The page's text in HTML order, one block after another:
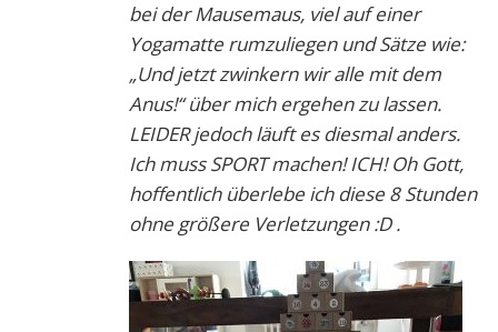
bei der Mausemaus, viel auf einer
Yogamatte rumzuliegen und Sätze wie:
„Und jetzt zwinkern wir alle mit dem
Anus!“ über mich ergehen zu lassen.
LEIDER jedoch läuft es diesmal anders.
Ich muss SPORT machen! ICH! Oh Gott,
hoffentlich überlebe ich diese 8 Stunden
ohne größere Verletzungen :D .